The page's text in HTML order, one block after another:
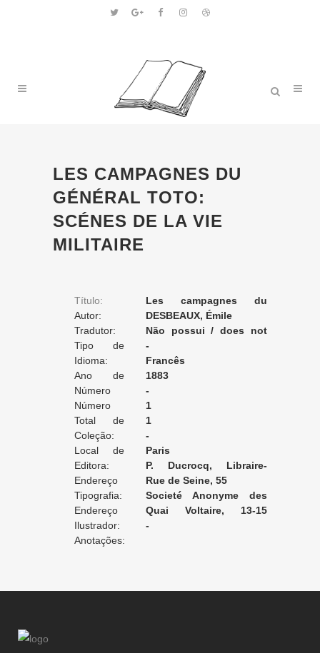
LES CAMPAGNES DU
GÉNÉRAL TOTO:
SCÉNES DE LA VIE
MILITAIRE
Título:
Les campagnes du
général Toto: scénes de la
vie militaire
Autor:
DESBEAUX, Émile
Tradutor:
Não possui / does not
apply / ne posséde pas
Tipo de
Tradução:
-
Idioma:
Francês
Ano de
Edição:
1883
Número
da Edição:
-
Número
do Volume:
1
Total de
Volumes:
1
Coleção:
-
Local de
Edição:
Paris
Editora:
P. Ducrocq, Libraire-
Éditeur
Endereço
da Editora:
Rue de Seine, 55
Tipografia:
Societé Anonyme des
publications périodiques P.
Mouillot
Endereço
da Tipografia:
Quai Voltaire, 13-15
[Paris]
Ilustrador:
-
Anotações: